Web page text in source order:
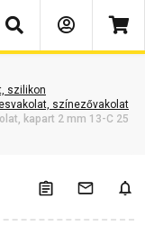
Keresés
szilikon
színezővakolat
kapart 2 mm 13-C 25
Kapcsolódó cikkek